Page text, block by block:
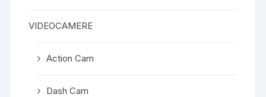
VIDEOCAMERE
Action Cam
Dash Cam